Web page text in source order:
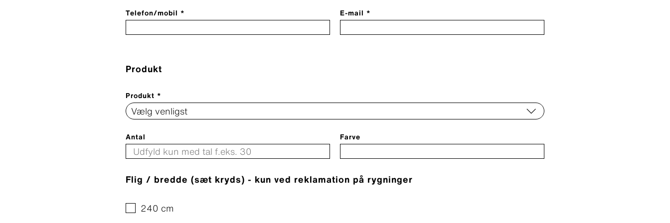
Telefon/mobil * E-mail *
Produkt
Produkt *
Antal Farve
Flig / bredde (sæt kryds) - kun ved reklamation på rygninger
240 cm